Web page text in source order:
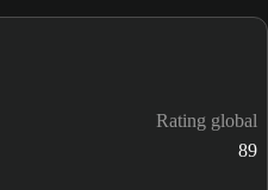
Rating global
89